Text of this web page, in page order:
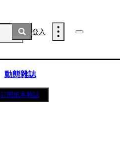
登入
動態雜誌
訂閱紙本雜誌